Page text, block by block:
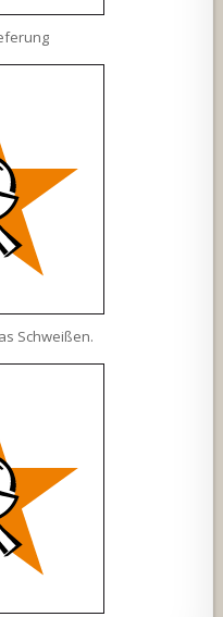
Schweißen.